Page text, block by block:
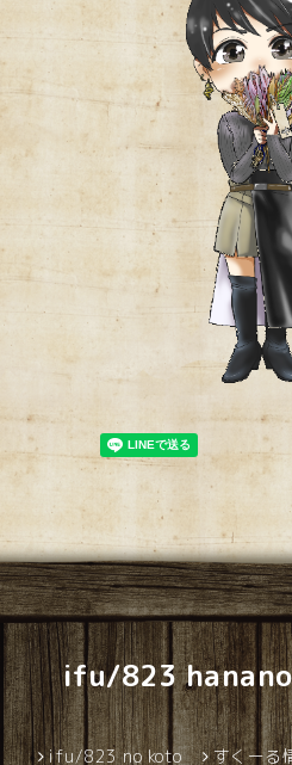
ifu/823
ifu/823 no koto すくーる